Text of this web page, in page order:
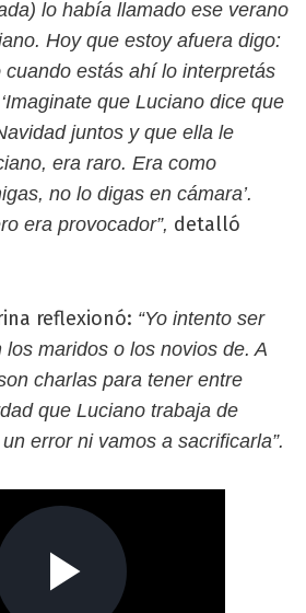
lo había llamado ese verano
Hoy que estoy afuera digo:
cuando estás ahí lo interpretás
que Luciano dice que
juntos y que ella le
era raro. Era como
no lo digas en cámara’.
era provocador”, detalló
reflexionó: “Yo intento ser
maridos o los novios de. A
charlas para tener entre
que Luciano trabaja de
error ni vamos a sacrificarla”.